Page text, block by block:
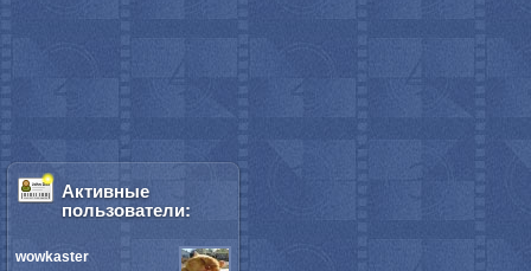
Активные
пользователи:
wowkaster